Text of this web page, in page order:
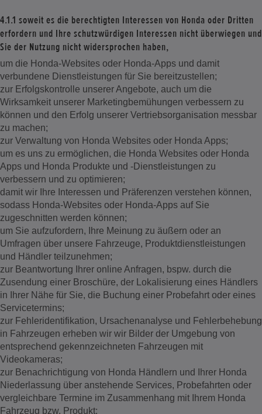
4.1.1 soweit es die berechtigten Interessen von Honda oder Dritten
erfordern und Ihre schutzwürdigen Interessen nicht überwiegen und
Sie der Nutzung nicht widersprochen haben,
um die Honda-Websites oder Honda-Apps und damit
verbundene Dienstleistungen für Sie bereitzustellen;
zur Erfolgskontrolle unserer Angebote, auch um die
Wirksamkeit unserer Marketingbemühungen verbessern zu
können und den Erfolg unserer Vertriebsorganisation messbar
zu machen;
zur Verwaltung von Honda Websites oder Honda Apps;
um es uns zu ermöglichen, die Honda Websites oder Honda
Apps und Honda Produkte und -Dienstleistungen zu
verbessern und zu optimieren;
damit wir Ihre Interessen und Präferenzen verstehen können,
sodass Honda-Websites oder Honda-Apps auf Sie
zugeschnitten werden können;
um Sie aufzufordern, Ihre Meinung zu äußern oder an
Umfragen über unsere Fahrzeuge, Produktdienstleistungen
und Händler teilzunehmen;
zur Beantwortung Ihrer online Anfragen, bspw. durch die
Zusendung einer Broschüre, der Lokalisierung eines Händlers
in Ihrer Nähe für Sie, die Buchung einer Probefahrt oder eines
Servicetermins;
zur Fehleridentifikation, Ursachenanalyse und Fehlerbehebung
in Fahrzeugen erheben wir wir Bilder der Umgebung von
entsprechend gekennzeichneten Fahrzeugen mit
Videokameras;
zur Benachrichtigung von Honda Händlern und Ihrer Honda
Niederlassung über anstehende Services, Probefahrten oder
vergleichbare Termine im Zusammenhang mit Ihrem Honda
Fahrzeug bzw. Produkt;